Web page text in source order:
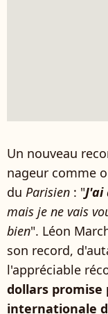
Un nouveau
nageur comme
du Parisien : "J'ai
mais je ne vais
bien". Léon
son record,
l'appréciable
dollars promise
internationale